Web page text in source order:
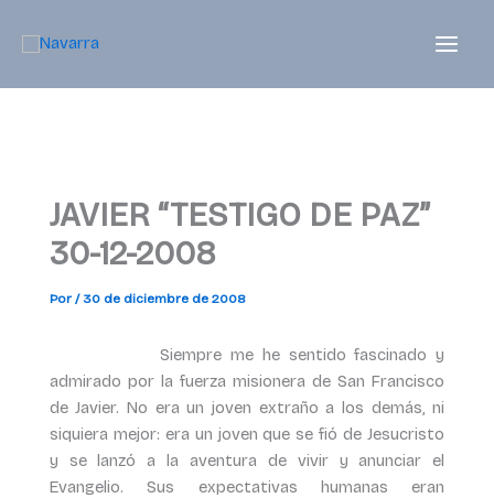
JAVIER “TESTIGO DE PAZ”
30-12-2008
Por / 30 de diciembre de 2008
Siempre me he sentido fascinado y
admirado por la fuerza misionera de San Francisco
de Javier. No era un joven extraño a los demás, ni
siquiera mejor: era un joven que se fió de Jesucristo
y se lanzó a la aventura de vivir y anunciar el
Evangelio. Sus expectativas humanas eran